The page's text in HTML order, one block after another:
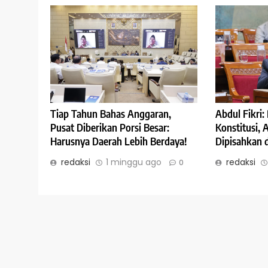
Tiap Tahun Bahas Anggaran,
Pusat Diberikan Porsi Besar:
Harusnya Daerah Lebih Berdaya!
redaksi 1 minggu ago 0
Abdul Fikri:
Konstitusi,
Dipisahkan
redaksi